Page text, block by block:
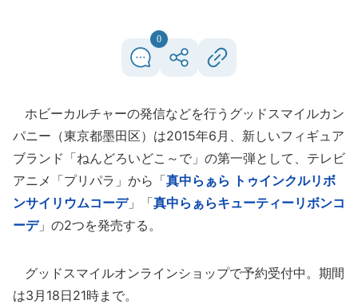
0
ホビーカルチャーの発信などを行うグッドスマイルカン
パニー（東京都墨田区）は2015年6月、新しいフィギュア
ブランド「ねんどろいどこ～で」の第一弾として、テレビ
アニメ「プリパラ」から「真中らぁら トゥインクルリボ
ンサイリウムコーデ」「真中らぁらキューティーリボンコ
ーデ」の2つを発売する。
グッドスマイルオンラインショップで予約受付中。期間
は3月18日21時まで。